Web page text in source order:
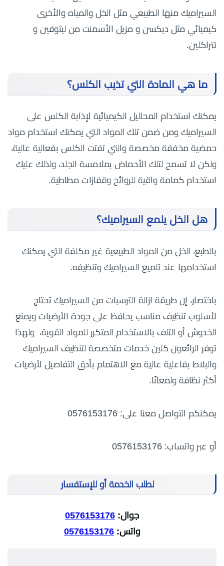
السيراميك منها الطبيعي مثل الخل والمياه والأخرى
كيميائي مثل ديكسن و مزيل الأسمنت من ليثوفين و
تتراكلين.
ما هي المادة التي تذيب الكلس؟
يمكنك استخدام المحاليل الكيميائية لإذابة الكلس على
السيراميك ومن ضمن تلك المواد التي يمكنك استخدام مواد
حمضية مخففة مخصصة والتي تفتت الكلس بفعالية عالية،
ولكن لا تسمح لتلك الأحماض بملامسة الجلد، ولذلك عليك
استخدام كمامة واقية للروائح وقفازات مطاطية.
هل الخل يلمع السيراميك؟
بالطبع، الخل من المواد الطبيعية غير مكلفة التي يمكنك
استخدامها عند تلميع السيراميك وتنظيفه.
باختصار، إن طريقة ازالة الترسبات من السيراميك تحتاج
لأسلوب تنظيف مناسب يحافظ على جودة الأرضيات ويمنع
الخدوش أو التلف بالاستخدام المتكرر للمواد القوية، ولهذا
توفر الرائعون كلين خدمات متخصصة لتنظيف السيراميك
والبلاط بفاعلية عالية مع الاهتمام بأدق التفاصيل لأرضيات
أكثر نظافة ولمعانًا.
يمكنكم التواصل معنا على: 0576153176
أو عبر واتساب: 0576153176
لطلب الخدمة أو للإستفسار
جوال: 0576153176
واتس: 0576153176